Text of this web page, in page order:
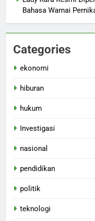
Bahasa Warnai
Categories
ekonomi
hiburan
hukum
Investigasi
nasional
pendidikan
politik
teknologi